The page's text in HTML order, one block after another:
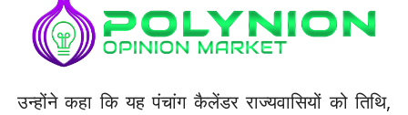
उन्होंने कहा कि यह पंचांग कैलेंडर राज्यवासियों को तिथि,